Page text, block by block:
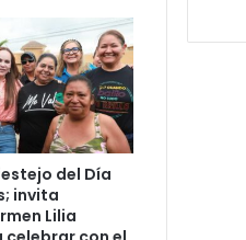
del Día
invita
Lilia